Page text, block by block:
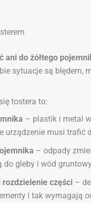
ani do żółtego
sytuacje są błędem,
tostera to:
– plastik i metal
urządzenie musi trafić
– odpady
do gleby i wód
części –
i tak wymagają